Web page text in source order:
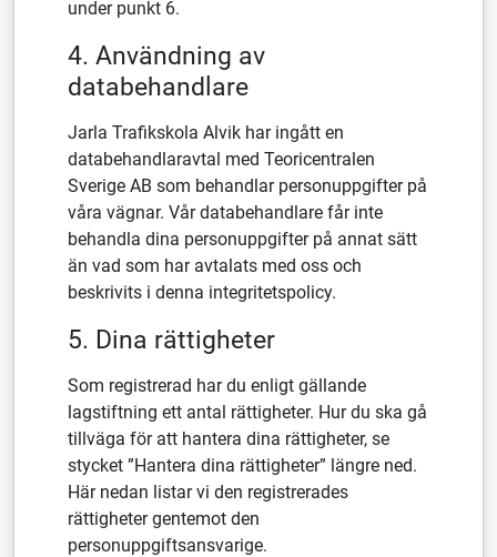
under punkt 6.
4. Användning av
databehandlare
Jarla Trafikskola Alvik har ingått en
databehandlaravtal med Teoricentralen
Sverige AB som behandlar personuppgifter på
våra vägnar. Vår databehandlare får inte
behandla dina personuppgifter på annat sätt
än vad som har avtalats med oss och
beskrivits i denna integritetspolicy.
5. Dina rättigheter
Som registrerad har du enligt gällande
lagstiftning ett antal rättigheter. Hur du ska gå
tillväga för att hantera dina rättigheter, se
stycket ”Hantera dina rättigheter” längre ned.
Här nedan listar vi den registrerades
rättigheter gentemot den
personuppgiftsansvarige.